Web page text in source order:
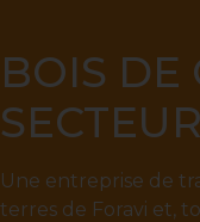
BOIS DE
Une entreprise de
terres de Foravi et,